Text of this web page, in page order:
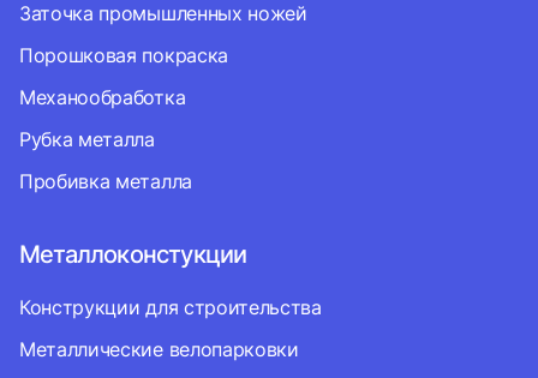
Заточка промышленных ножей
Порошковая покраска
Механообработка
Рубка металла
Пробивка металла
Металлоконстукции
Конструкции для строительства
Металлические велопарковки